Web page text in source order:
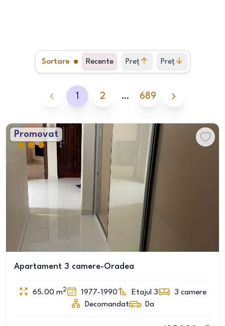
Sortare Recente Preț
crescător
Preț
descrescător
1 2 … 689
Promovat
Apartament 3 camere-Oradea
65.00 m2 1977-1990 Etajul 3 3 camere
Decomandat
Da